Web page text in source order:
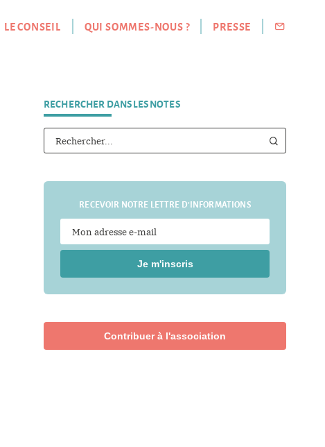
LE CONSEIL QUI SOMMES-NOUS ? PRESSE
RECHERCHER DANS LES NOTES
RECEVOIR NOTRE LETTRE D'INFORMATIONS
Je m'inscris
Contribuer à l'association